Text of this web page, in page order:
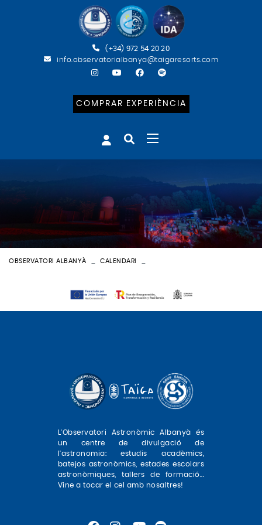
(+34) 972 54 20 20
info.observatorialbanya@taigaresorts.com
COMPRAR EXPERIÈNCIA
OBSERVATORI ALBANYÀ CALENDARI
L'Observatori Astronòmic Albanyà és
un centre de divulgació de
l'astronomia: estudis acadèmics,
batejos astronòmics, estades escolars
astronòmiques, tallers de formació...
Vine a tocar el cel amb nosaltres!